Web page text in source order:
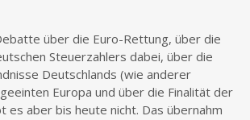
über die Euro-Rettung, über die
Steuerzahlers dabei, über die
Deutschlands (wie anderer
Europa und über die Finalität der
es aber bis heute nicht. Das übernahm